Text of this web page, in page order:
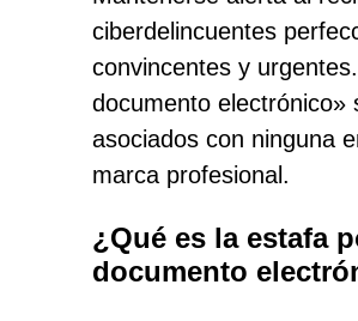
ciberdelincuentes
convincentes y
documento electrónico»
asociados con ninguna
marca profesional.
¿Qué es la estafa
documento